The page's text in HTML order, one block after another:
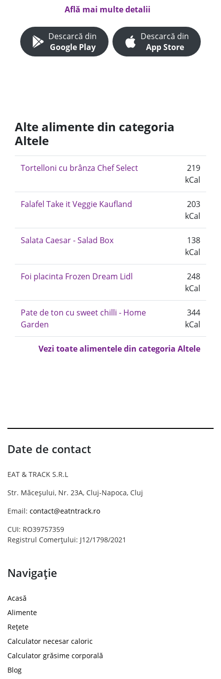
Află mai multe detalii
Descarcă din
Google Play
Descarcă din
App Store
Alte alimente din categoria
Altele
Tortelloni cu brânza Chef Select
219
kCal
Falafel Take it Veggie Kaufland
203
kCal
Salata Caesar - Salad Box
138
kCal
Foi placinta Frozen Dream Lidl
248
kCal
Pate de ton cu sweet chilli - Home
Garden
344
kCal
Vezi toate alimentele din categoria Altele
Date de contact
EAT & TRACK S.R.L
Str. Măceșului, Nr. 23A, Cluj-Napoca, Cluj
Email: contact@eatntrack.ro
CUI: RO39757359
Registrul Comerțului: J12/1798/2021
Navigație
Acasă
Alimente
Rețete
Calculator necesar caloric
Calculator grăsime corporală
Blog